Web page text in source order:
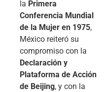
la Primera
Conferencia Mundial
de la Mujer en 1975,
México reiteró su
compromiso con la
Declaración y
Plataforma de Acción
de Beijing, y con la